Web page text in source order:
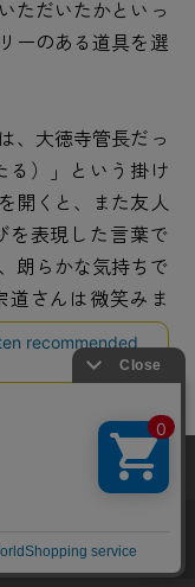
ただいたかといっ
ーのある道具を選
、大徳寺管長だっ
る）」という掛け
開くと、また友人
を表現した言葉で
朗らかな気持ちで
さんは微笑みま
楽しむ工夫につ
た。「全部の道具
のにちょっと手
」
性情報などの取得およ
いたします。詳細に